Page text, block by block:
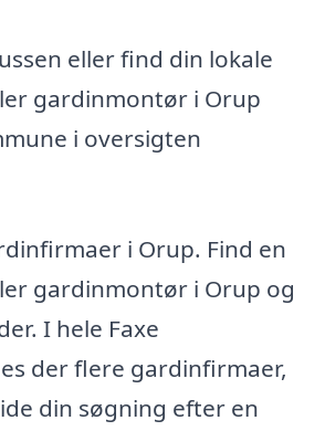
eller find din lokale
gardinmontør i Orup
i oversigten
i Orup. Find en
gardinmontør i Orup og
I hele Faxe
der flere gardinfirmaer,
din søgning efter en